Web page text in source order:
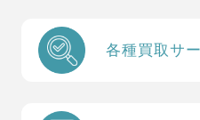
各種買取サ